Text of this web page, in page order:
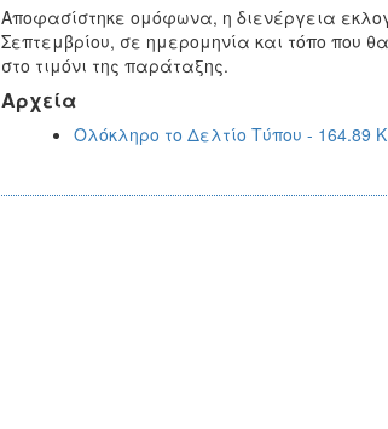
Αποφασίστηκε ομόφωνα, η διενέργεια
Σεπτεμβρίου, σε ημερομηνία και τόπο που
στο τιμόνι της παράταξης.
Αρχεία
Ολόκληρο το Δελτίο Τύπου - 164.89